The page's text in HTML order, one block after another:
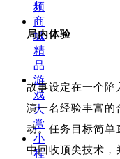
频
商
城
精
品
游
戏
大
赏
小
程
局内体验
故事设定在一个陷
演一名经验丰富的
动。任务目标简单
中回收顶尖技术，